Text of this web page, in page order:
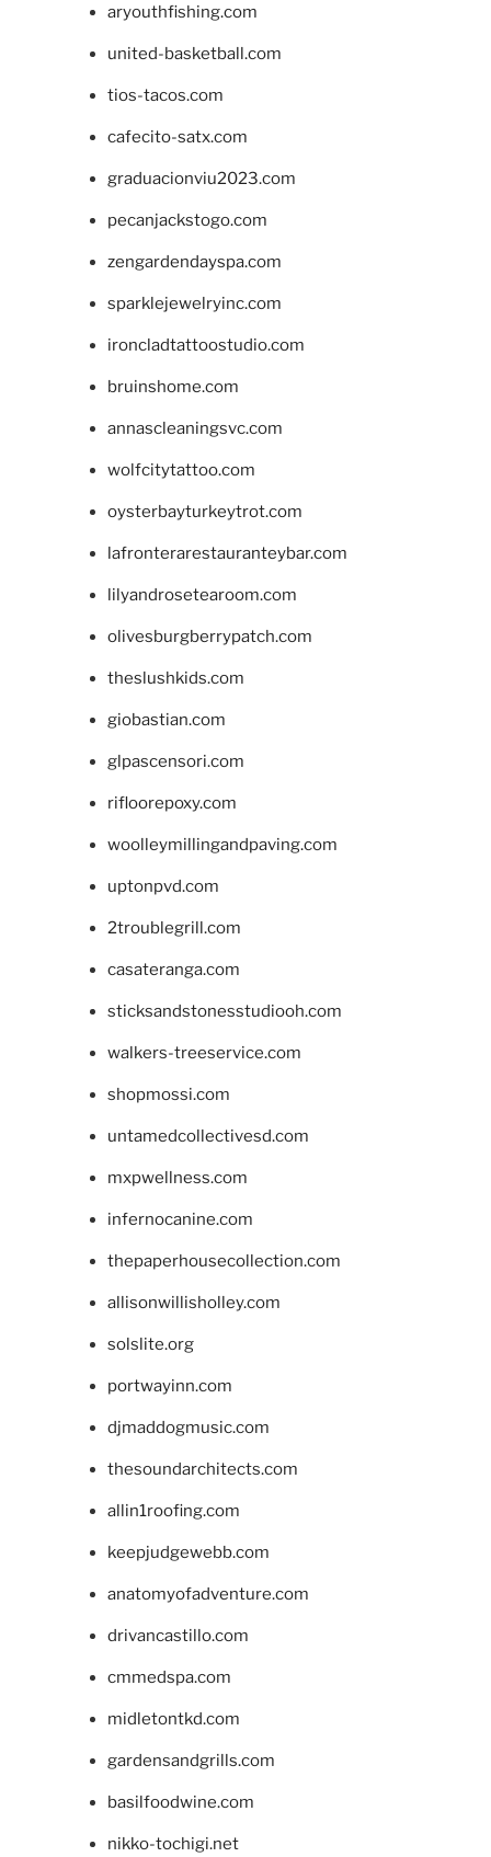
aryouthfishing.com
united-basketball.com
tios-tacos.com
cafecito-satx.com
graduacionviu2023.com
pecanjackstogo.com
zengardendayspa.com
sparklejewelryinc.com
ironcladtattoostudio.com
bruinshome.com
annascleaningsvc.com
wolfcitytattoo.com
oysterbayturkeytrot.com
lafronterarestauranteybar.com
lilyandrosetearoom.com
olivesburgberrypatch.com
theslushkids.com
giobastian.com
glpascensori.com
rifloorepoxy.com
woolleymillingandpaving.com
uptonpvd.com
2troublegrill.com
casateranga.com
sticksandstonesstudiooh.com
walkers-treeservice.com
shopmossi.com
untamedcollectivesd.com
mxpwellness.com
infernocanine.com
thepaperhousecollection.com
allisonwillisholley.com
solslite.org
portwayinn.com
djmaddogmusic.com
thesoundarchitects.com
allin1roofing.com
keepjudgewebb.com
anatomyofadventure.com
drivancastillo.com
cmmedspa.com
midletontkd.com
gardensandgrills.com
basilfoodwine.com
nikko-tochigi.net